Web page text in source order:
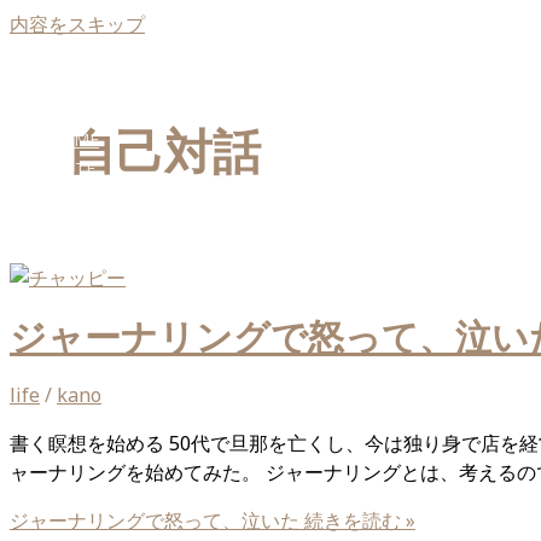
内容をスキップ
HOME
NOTE
自己対話
ジャーナリングで怒って、泣い
life / kano
書く瞑想を始める 50代で旦那を亡くし、今は独り身で店を
ャーナリングを始めてみた。 ジャーナリングとは、考える
ジャーナリングで怒って、泣いた 続きを読む »